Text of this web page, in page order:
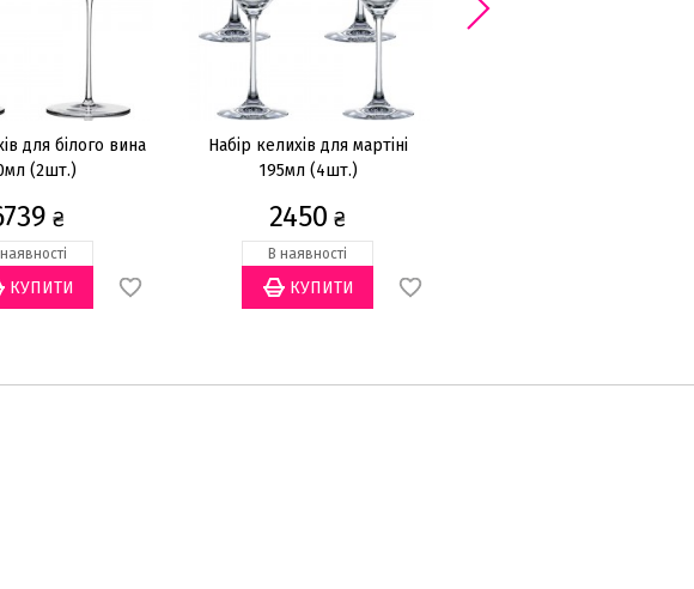
для білого вина
(2шт.)
₴
Набір келихів для мартіні
195мл (4шт.)
2450 ₴
В наявності